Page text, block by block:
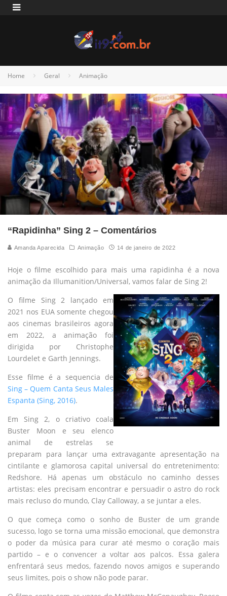
Home Geral Animação
“Rapidinha” Sing 2 – Comentários
Amanda Aparecida Animação 14 de janeiro de 2022
Hoje o filme escolhido para mais uma rapidinha é a nova
animação da Illumanition/Universal, vamos falar de Sing 2!
O filme Sing 2 lançado em
2021 nos EUA somente chegou
aos cinemas brasileiros agora
em 2022, a animação foi
dirigida por Christophe
Lourdelet e Garth Jennings.
Esse filme é a sequencia de
Sing – Quem Canta Seus Males
Espanta (Sing, 2016).
Em Sing 2, o criativo coala
Buster Moon e seu elenco
animal de estrelas se
preparam para lançar uma extravagante apresentação na
cintilante e glamorosa capital universal do entretenimento:
Redshore. Há apenas um obstáculo no caminho desses
artistas: eles precisam encontrar e persuadir o astro do rock
mais recluso do mundo, Clay Calloway, a se juntar a eles.
O que começa como o sonho de Buster de um grande
sucesso, logo se torna uma missão emocional, que demonstra
o poder da música para curar até mesmo o coração mais
partido – e o convencer a voltar aos palcos. Essa galera
enfrentará seus medos, fazendo novos amigos e superando
seus limites, pois o show não pode parar.